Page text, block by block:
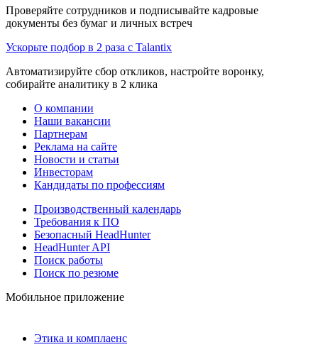
Проверяйте сотрудников и подписывайте кадровые
документы без бумаг и личных встреч
Ускорьте подбор в 2 раза с Talantix
Автоматизируйте сбор откликов, настройте воронку,
собирайте аналитику в 2 клика
О компании
Наши вакансии
Партнерам
Реклама на сайте
Новости и статьи
Инвесторам
Кандидаты по профессиям
Производственный календарь
Требования к ПО
Безопасный HeadHunter
HeadHunter API
Поиск работы
Поиск по резюме
Мобильное приложение
Этика и комплаенс